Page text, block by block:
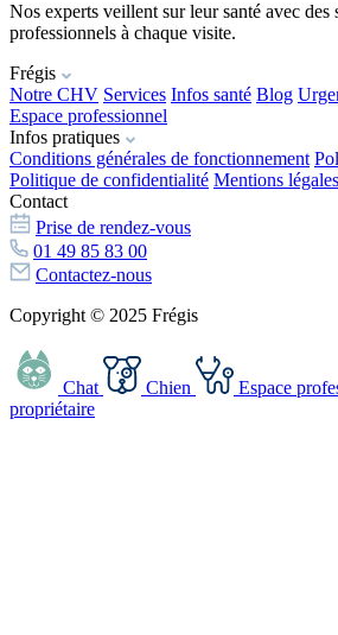
Nos experts veillent sur leur santé avec des
professionnels à chaque visite.
Frégis
Notre CHV Services Infos santé Blog
Espace professionnel
Infos pratiques
Conditions générales de fonctionnement
Politique de confidentialité Mentions légales
Contact
Prise de rendez-vous
01 49 85 83 00
Contactez-nous
Copyright © 2025 Frégis
Chat Chien Espace
propriétaire